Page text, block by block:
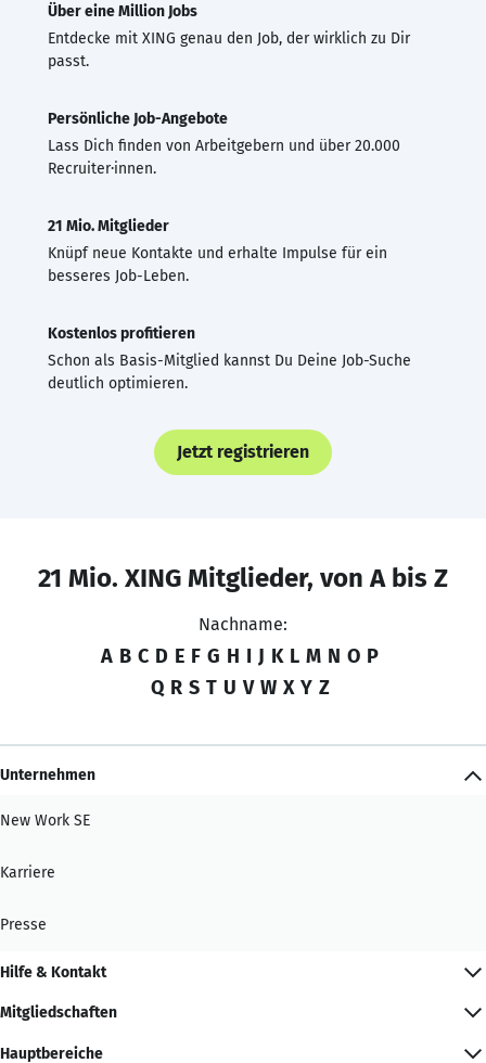
Über eine Million Jobs
Entdecke mit XING genau den Job, der wirklich zu Dir
passt.
Persönliche Job-Angebote
Lass Dich finden von Arbeitgebern und über 20.000
Recruiter·innen.
21 Mio. Mitglieder
Knüpf neue Kontakte und erhalte Impulse für ein
besseres Job-Leben.
Kostenlos profitieren
Schon als Basis-Mitglied kannst Du Deine Job-Suche
deutlich optimieren.
Jetzt registrieren
21 Mio. XING Mitglieder, von A bis Z
Nachname:
A B C D E F G H I J K L M N O P
Q R S T U V W X Y Z
Unternehmen
New Work SE
Karriere
Presse
Hilfe & Kontakt
Mitgliedschaften
Hauptbereiche